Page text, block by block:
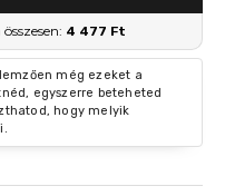
4 477 Ft
még ezeket a
egyszerre beteheted
hogy melyik